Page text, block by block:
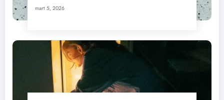
mart 5, 2026